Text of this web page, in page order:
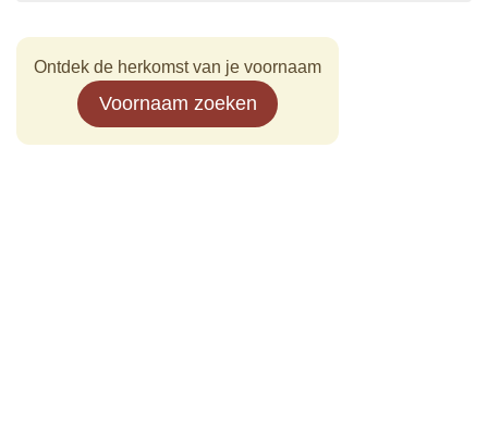
Ontdek de herkomst van je voornaam
Voornaam zoeken